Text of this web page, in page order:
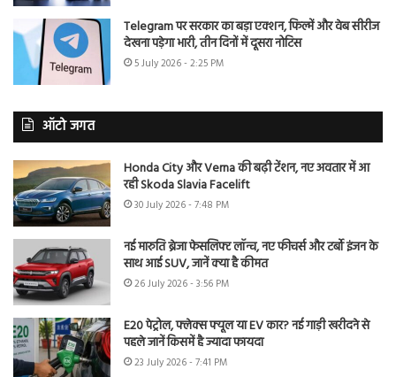
Telegram पर सरकार का बड़ा एक्शन, फिल्में और वेब सीरीज
देखना पड़ेगा भारी, तीन दिनों में दूसरा नोटिस
5 July 2026 - 2:25 PM
ऑटो जगत
Honda City और Verna की बढ़ी टेंशन, नए अवतार में आ
रही Skoda Slavia Facelift
30 July 2026 - 7:48 PM
नई मारुति ब्रेजा फेसलिफ्ट लॉन्च, नए फीचर्स और टर्बो इंजन के
साथ आई SUV, जानें क्या है कीमत
26 July 2026 - 3:56 PM
E20 पेट्रोल, फ्लेक्स फ्यूल या EV कार? नई गाड़ी खरीदने से
पहले जानें किसमें है ज्यादा फायदा
23 July 2026 - 7:41 PM